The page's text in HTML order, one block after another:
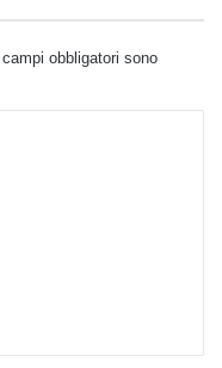
I campi obbligatori sono